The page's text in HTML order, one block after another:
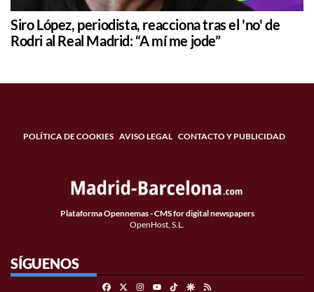
Siro López, periodista, reacciona tras el 'no' de
Rodri al Real Madrid: “A mí me jode”
POLÍTICA DE COOKIES AVISO LEGAL CONTACTO Y PUBLICIDAD
Plataforma Opennemas - CMS for digital newspapers
OpenHost, S.L.
SÍGUENOS
FacebookInstagramTikTokGoogle Discover